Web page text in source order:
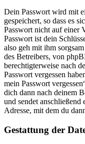
Dein Passwort wird mit
gespeichert, so dass es
Passwort nicht auf einer
Passwort ist dein
also geh mit ihm
des Betreibers, von
berechtigterweise nach
Passwort vergessen
mein Passwort
dich dann nach deinem
und sendet anschließend
Adresse, mit dem du
Gestattung der